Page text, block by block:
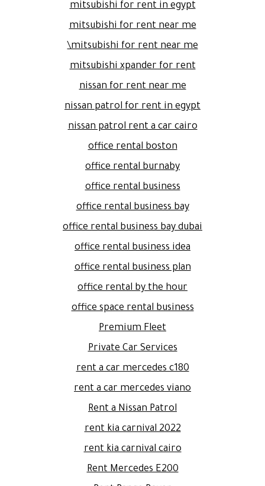
mitsubishi for rent in egypt
mitsubishi for rent near me
mitsubishi for rent near me\
mitsubishi xpander for rent
nissan for rent near me
nissan patrol for rent in egypt
nissan patrol rent a car cairo
office rental boston
office rental burnaby
office rental business
office rental business bay
office rental business bay dubai
office rental business idea
office rental business plan
office rental by the hour
office space rental business
Premium Fleet
Private Car Services
rent a car mercedes c180
rent a car mercedes viano
Rent a Nissan Patrol
rent kia carnival 2022
rent kia carnival cairo
Rent Mercedes E200